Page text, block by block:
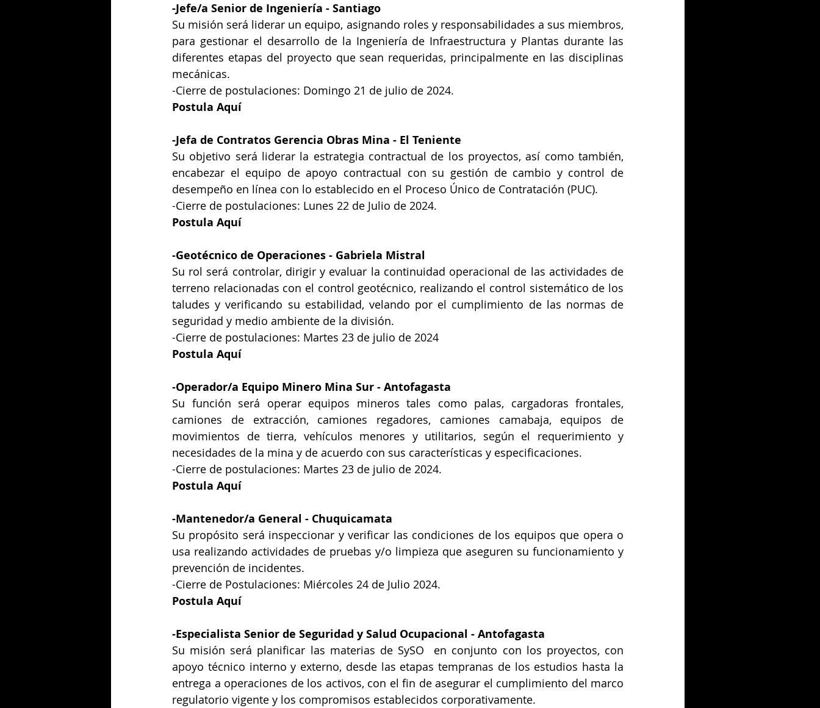
-Jefe/a Senior de Ingeniería - Santiago
Su misión será liderar un equipo, asignando roles y responsabilidades a sus miembros,
para gestionar el desarrollo de la Ingeniería de Infraestructura y Plantas durante las
diferentes etapas del proyecto que sean requeridas, principalmente en las disciplinas
mecánicas.
-Cierre de postulaciones: Domingo 21 de julio de 2024.
Postula Aquí
-Jefa de Contratos Gerencia Obras Mina - El Teniente
Su objetivo será liderar la estrategia contractual de los proyectos, así como también,
encabezar el equipo de apoyo contractual con su gestión de cambio y control de
desempeño en línea con lo establecido en el Proceso Único de Contratación (PUC).
-Cierre de postulaciones: Lunes 22 de Julio de 2024.
Postula Aquí
-Geotécnico de Operaciones - Gabriela Mistral
Su rol será controlar, dirigir y evaluar la continuidad operacional de las actividades de
terreno relacionadas con el control geotécnico, realizando el control sistemático de los
taludes y verificando su estabilidad, velando por el cumplimiento de las normas de
seguridad y medio ambiente de la división.
-Cierre de postulaciones: Martes 23 de julio de 2024
Postula Aquí
-Operador/a Equipo Minero Mina Sur - Antofagasta
Su función será operar equipos mineros tales como palas, cargadoras frontales,
camiones de extracción, camiones regadores, camiones camabaja, equipos de
movimientos de tierra, vehículos menores y utilitarios, según el requerimiento y
necesidades de la mina y de acuerdo con sus características y especificaciones.
-Cierre de postulaciones: Martes 23 de julio de 2024.
Postula Aquí
-Mantenedor/a General - Chuquicamata
Su propósito será inspeccionar y verificar las condiciones de los equipos que opera o
usa realizando actividades de pruebas y/o limpieza que aseguren su funcionamiento y
prevención de incidentes.
-Cierre de Postulaciones: Miércoles 24 de Julio 2024.
Postula Aquí
-Especialista Senior de Seguridad y Salud Ocupacional - Antofagasta
Su misión será planificar las materias de SySO  en conjunto con los proyectos, con
apoyo técnico interno y externo, desde las etapas tempranas de los estudios hasta la
entrega a operaciones de los activos, con el fin de asegurar el cumplimiento del marco
regulatorio vigente y los compromisos establecidos corporativamente.